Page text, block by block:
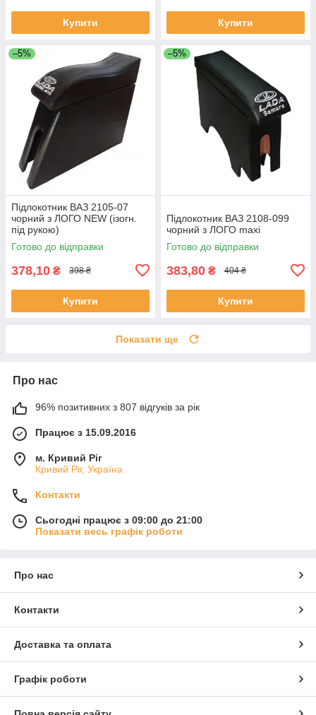
Купити Купити
–5%
Підлокотник ВАЗ 2105-07
чорний з ЛОГО NEW (ізогн.
під рукою)
Готово до відправки
378,10 ₴ 398 ₴
Купити
–5%
Підлокотник ВАЗ 2108-099
чорний з ЛОГО maxi
Готово до відправки
383,80 ₴ 404 ₴
Купити
Показати ще
Про нас
96% позитивних з 807 відгуків за рік
Працює з 15.09.2016
м. Кривий Ріг
Кривий Ріг, Україна
Контакти
Сьогодні працює з 09:00 до 21:00
Показати весь графік роботи
Про нас
Контакти
Доставка та оплата
Графік роботи